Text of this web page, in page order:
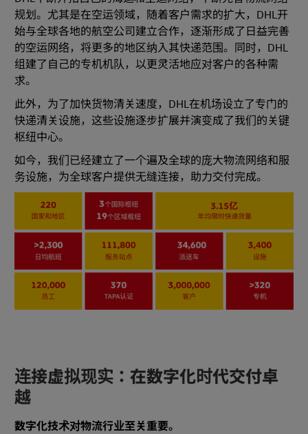
规划。尤其是在空运领域，随着客户需求的扩大，DHL开
始与全球各地的航空公司建立合作，逐渐形成了日益完善
的空运网络，将更多的地区纳入其快递范围。同时，DHL
组建了自己的专机机队，以更灵活地应对客户的各种需
求。
此外，为了加快货物清关速度，DHL在机场设立了专门的
快递清关设施，这些设施逐步扩展并演变成了我们的关键
枢纽中心。
如今，我们已经建立了一个遍及全球的庞大物流网络和服
务设施，为全球客户提供无缝连接，助力交付完成。
连接虚拟现实：在数字化时代交付卓
越
数字化技术对物流行业至关重要。